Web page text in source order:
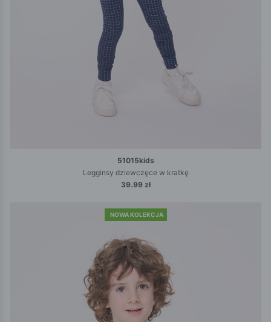
51015kids
Legginsy dziewczęce w kratkę
39.99 zł
NOWA KOLEKCJA